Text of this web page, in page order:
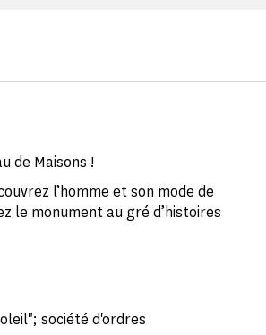
de Maisons !
l’homme et son mode de
le monument au gré d’histoires
société d'ordres